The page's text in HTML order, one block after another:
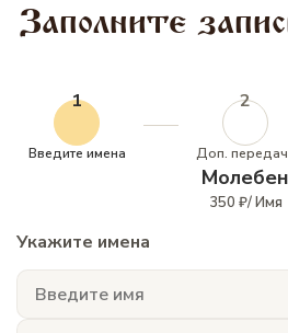
Заполните
1
Введите имена
2
Доп.
Молебен
350 ₽/ Имя
Укажите имена